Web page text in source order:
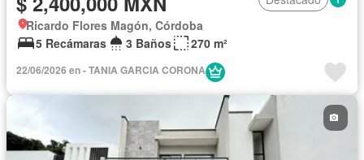
Ricardo Flores Magón, Córdoba
5 Recámaras
3 Baños 270 m²
22/06/2026 en - TANIA GARCIA CORONA